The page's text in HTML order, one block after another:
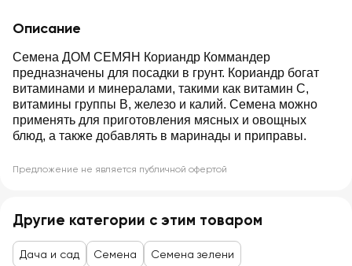
Описание
Семена ДОМ СЕМЯН Кориандр Коммандер
предназначены для посадки в грунт. Кориандр богат
витаминами и минералами, такими как витамин С,
витамины группы В, железо и калий. Семена можно
применять для приготовления мясных и овощных
блюд, а также добавлять в маринады и приправы.
Предложение не является публичной офертой
Другие категории с этим товаром
Дача и сад Семена Семена зелени